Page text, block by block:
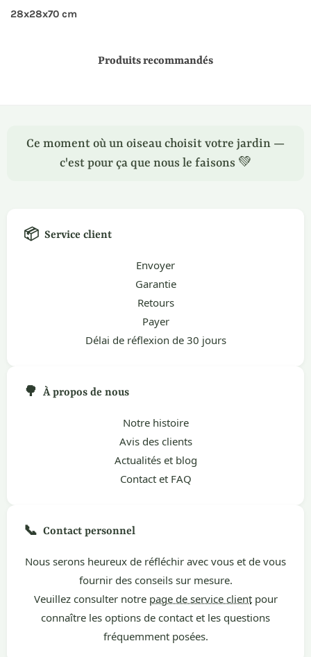
28x28x70 cm
Produits recommandés
Ce moment où un oiseau choisit votre jardin —
c'est pour ça que nous le faisons 💚
📦 Service client
Envoyer
Garantie
Retours
Payer
Délai de réflexion de 30 jours
🌳 À propos de nous
Notre histoire
Avis des clients
Actualités et blog
Contact et FAQ
📞 Contact personnel
Nous serons heureux de réfléchir avec vous et de vous
fournir des conseils sur mesure.
Veuillez consulter notre page de service clientpour
connaître les options de contact et les questions
fréquemment posées.